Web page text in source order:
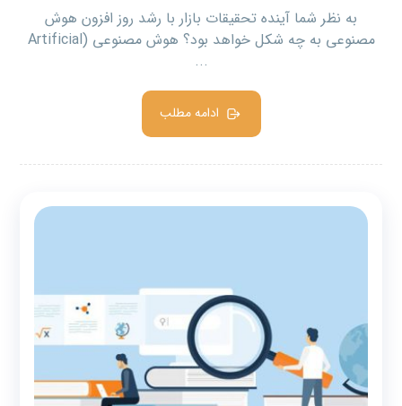
به نظر شما آینده تحقیقات بازار با رشد روز افزون هوش
مصنوعی به چه شکل خواهد بود؟ هوش مصنوعی (Artificial
...
ادامه مطلب